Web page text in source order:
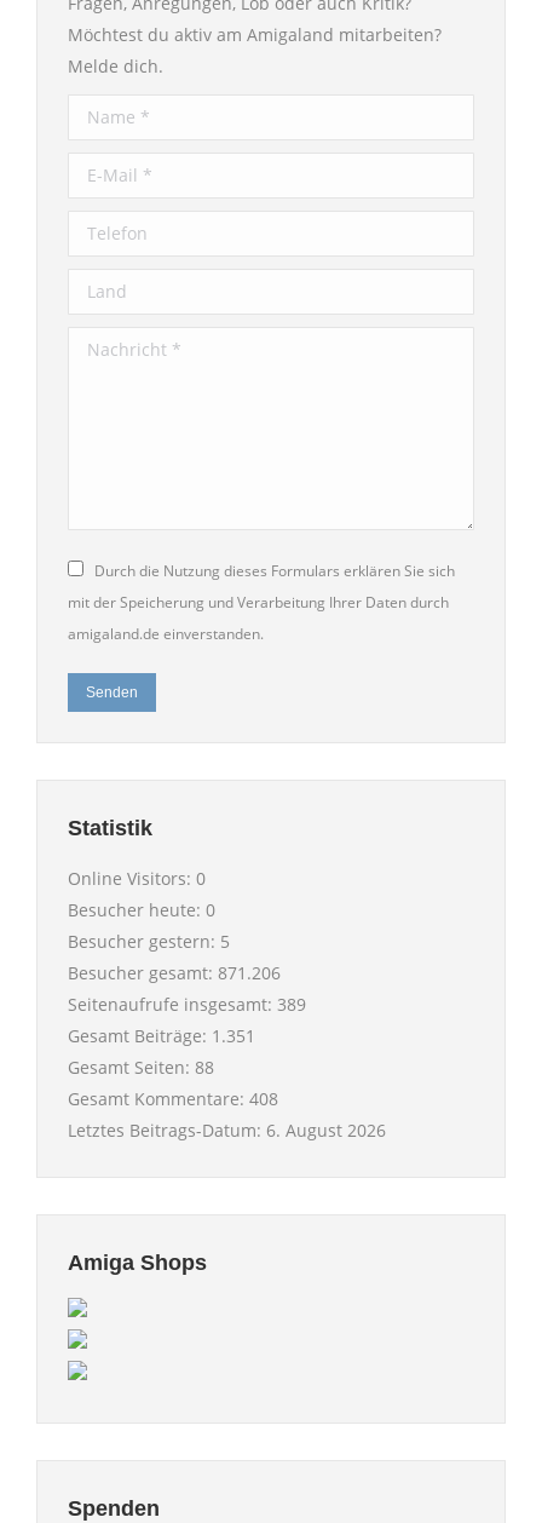
Möchtest du aktiv am Amigaland mitarbeiten?
Melde dich.
Name *
E-Mail *
Telefon
Land
Nachricht *
Durch die Nutzung dieses Formulars erklären Sie sich
mit der Speicherung und Verarbeitung Ihrer Daten durch
amigaland.de einverstanden.
Senden
Statistik
Online Visitors: 0
Besucher heute: 0
Besucher gestern: 5
Besucher gesamt: 871.206
Seitenaufrufe insgesamt: 389
Gesamt Beiträge: 1.351
Gesamt Seiten: 88
Gesamt Kommentare: 408
Letztes Beitrags-Datum: 6. August 2026
Amiga Shops
Spenden